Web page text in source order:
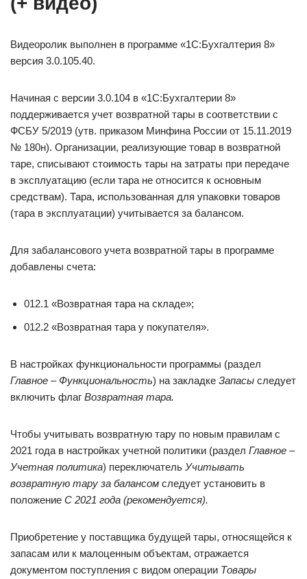
Видеоролик выполнен в программе «1С:Бухгалтерия 8»
версия 3.0.105.40.
Начиная с версии 3.0.104 в «1С:Бухгалтерии 8»
поддерживается учет возвратной тары в соответствии с
ФСБУ 5/2019 (утв. приказом Минфина России от 15.11.2019
№ 180н). Организации, реализующие товар в возвратной
таре, списывают стоимость тары на затраты при передаче
в эксплуатацию (если тара не относится к основным
средствам). Тара, использованная для упаковки товаров
(тара в эксплуатации) учитывается за балансом.
Для забалансового учета возвратной тары в программе
добавлены счета:
012.1 «Возвратная тара на складе»;
012.2 «Возвратная тара у покупателя».
В настройках функциональности программы (раздел
Главное – Функциональность) на закладке Запасы следует
включить флаг Возвратная тара.
Чтобы учитывать возвратную тару по новым правилам с
2021 года в настройках учетной политики (раздел Главное –
Учетная политика) переключатель Учитывать
возвратную тару за балансом следует установить в
положение С 2021 года (рекомендуется).
Приобретение у поставщика будущей тары, относящейся к
запасам или к малоценным объектам, отражается
документом поступления с видом операции Товары